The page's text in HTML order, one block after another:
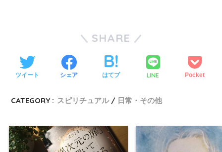
SHARE
ツイート シェア はてブ LINE Pocket
CATEGORY : スピリチュアル 日常・その他